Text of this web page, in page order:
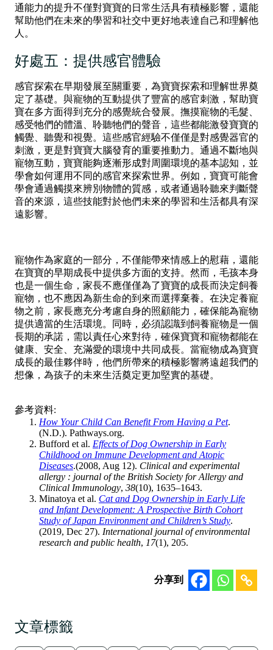
通能力的提升不僅對寶寶的日常生活具有積極影響，還能
幫助他們在未來的學習和社交中更好地表達自己和理解他
人。
好處五：提供感官體驗
感官探索在早期發展至關重要，為寶寶探索和理解世界奠
定了基礎。與寵物的互動提供了豐富的感官刺激，幫助寶
寶在多方面得到充分的感覺統合發展。撫摸寵物的毛髮、
感受牠們的體溫、聆聽牠們的聲音，這些都能激發寶寶的
觸覺、聽覺和視覺。這些感官經驗不僅僅是對感覺器官的
刺激，更是對寶寶大腦發育的重要推動力。通過不斷地與
寵物互動，寶寶能夠逐漸形成對周圍環境的基本認知，並
學會如何運用不同的感官來探索世界。例如，寶寶可能會
學會通過觸摸來辨別物體的質感，或者通過聆聽來判斷聲
音的來源，這些技能對於他們未來的學習和生活都具有深
遠影響。
寵物作為家庭的一部分，不僅能帶來情感上的慰藉，還能
在寶寶的早期成長中提供多方面的支持。然而，毛孩本身
也是一個生命，家長不應僅僅為了寶寶的成長而決定飼養
寵物，也不應因為新生命的到來而選擇棄養。在決定養寵
物之前，家長應充分考慮自身的照顧能力，確保能為寵物
提供適當的生活環境。同時，必須認識到飼養寵物是一個
長期的承諾，需以責任心來對待，確保寶寶和寵物都能在
健康、安全、充滿愛的環境中共同成長。當寵物成為寶寶
成長的最佳夥伴時，他們所帶來的積極影響將遠超我們的
想像，為孩子的未來生活奠定更加堅實的基礎。
參考資料:
How Your Child Can Benefit From Having a Pet.
(N.D.). Pathways.org.
B‌ufford et al. Effects of Dog Ownership in Early
Childhood on Immune Development and Atopic
Diseases.(2008, Aug 12). Clinical and experimental
allergy : journal of the British Society for Allergy and
Clinical Immunology, 38(10), 1635–1643.
Minatoya et al. Cat and Dog Ownership in Early Life
and Infant Development: A Prospective Birth Cohort
Study of Japan Environment and Children’s Study.
(2019, Dec 27). International journal of environmental
research and public health, 17(1), 205.
分享到
文章標籤